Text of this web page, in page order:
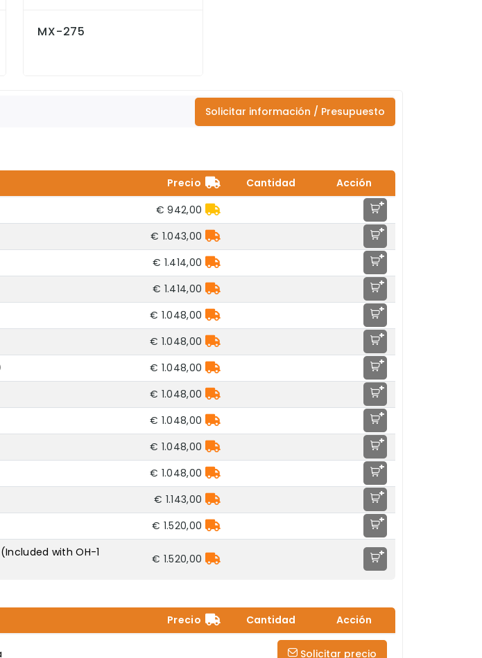
MX-275
Solicitar información / Presupuesto
Precio Cantidad
Acción
€ 942,00 +
€ 1.043,00 +
€ 1.414,00 +
€ 1.414,00 +
€ 1.048,00 +
€ 1.048,00 +
€ 1.048,00 +
€ 1.048,00 +
€ 1.048,00 +
€ 1.048,00 +
€ 1.048,00 +
€ 1.143,00 +
€ 1.520,00 +
with OH-1
€ 1.520,00 +
Precio Cantidad Acción
Solicitar precio